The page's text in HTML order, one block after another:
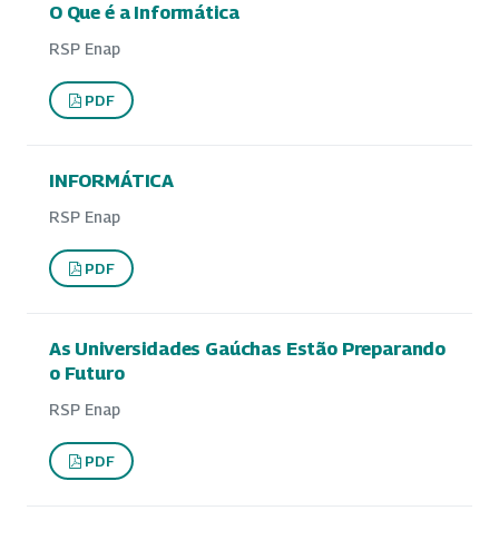
O Que é a Informática
RSP Enap
PDF
INFORMÁTICA
RSP Enap
PDF
As Universidades Gaúchas Estão Preparando
o Futuro
RSP Enap
PDF